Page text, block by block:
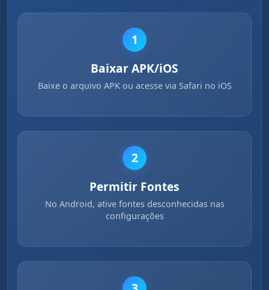
1
Baixar APK/iOS
Baixe o arquivo APK ou acesse via Safari no iOS
2
Permitir Fontes
No Android, ative fontes desconhecidas nas
configurações